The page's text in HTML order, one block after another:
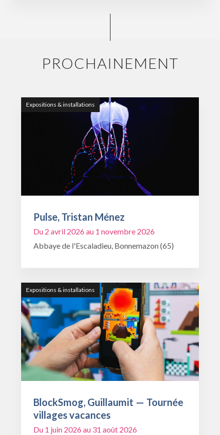
PROCHAINEMENT
Expositions & installations
Pulse, Tristan Ménez
Du 2 avril 2026 au 1 novembre 2026
Abbaye de l'Escaladieu, Bonnemazon (65)
Expositions & installations
BlockSmog, Guillaumit — Tournée
villages vacances
Du 1 juin 2026 au 31 août 2026